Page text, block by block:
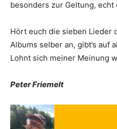
besonders zur Geltung, echt
Hört euch die sieben Lieder
Albums selber an, gibt’s auf
Lohnt sich meiner Meinung
Peter Friemelt